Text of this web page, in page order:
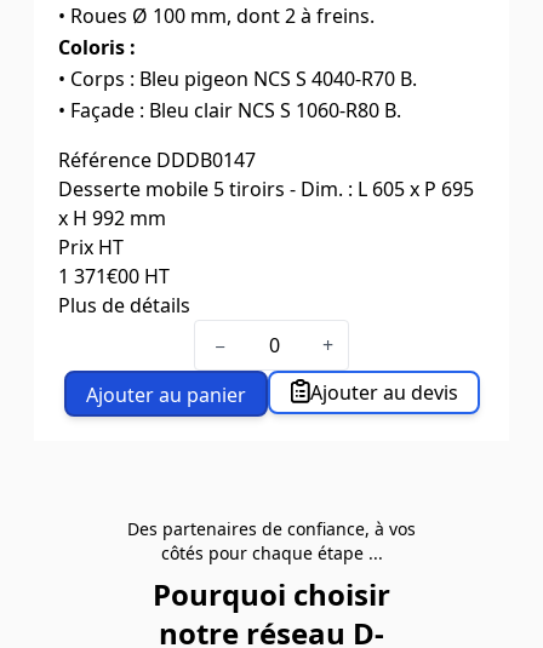
• Roues Ø 100 mm, dont 2 à freins.
Coloris :
• Corps : Bleu pigeon NCS S 4040-R70 B.
• Façade : Bleu clair NCS S 1060-R80 B.
Référence DDDB0147
Desserte mobile 5 tiroirs - Dim. : L 605 x P 695
x H 992 mm
Prix HT
1 371€00 HT
Plus de détails
605 x 695 x 992
−
+
Ajouter au panier
Ajouter au devis
Des partenaires de confiance, à vos
côtés pour chaque étape ...
Pourquoi choisir
notre réseau D-